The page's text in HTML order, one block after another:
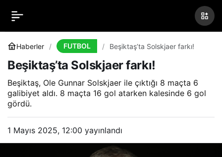
Haberler FUTBOL Beşiktaş’ta Solskjaer farkı!
Beşiktaş’ta Solskjaer farkı!
Beşiktaş, Ole Gunnar Solskjaer ile çıktığı 8 maçta 6
galibiyet aldı. 8 maçta 16 gol atarken kalesinde 6 gol
gördü.
1 Mayıs 2025, 12:00 yayınlandı
Beşiktaş’ta Solskjaer
farkı!
Paylaş